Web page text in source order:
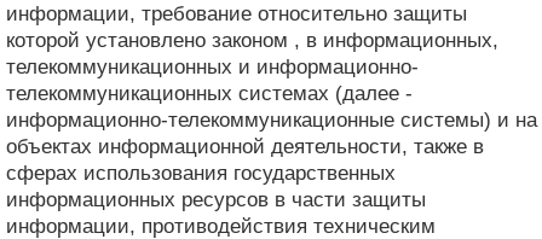
информации, требование относительно защиты
которой установлено законом , в информационных,
телекоммуникационных и информационно-
телекоммуникационных системах (далее -
информационно-телекоммуникационные системы) и на
объектах информационной деятельности, также в
сферах использования государственных
информационных ресурсов в части защиты
информации, противодействия техническим